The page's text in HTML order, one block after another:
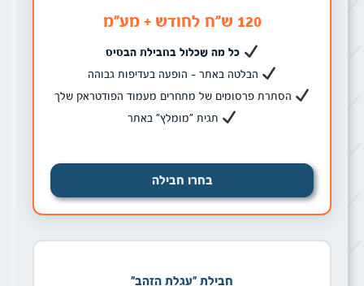
120 ש״ח לחודש + מע״מ
כל מה שכלול בחבילת הבסיס
הבלטה באתר – הופעה בעדיפות גבוהה
הסתרת פרסומים של מתחרים מעמוד הפודטראק שלך
תגית "מומלץ" באתר
בחרו חבילה
חבילת ״עגלת הזהב״